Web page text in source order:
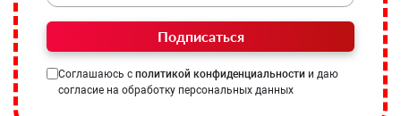
Подписаться
Соглашаюсь с политикой конфиденциальности и даю
согласие на обработку персональных данных